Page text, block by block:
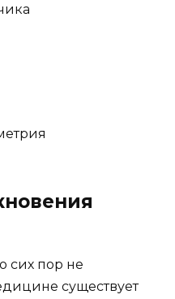
сих пор не
существует